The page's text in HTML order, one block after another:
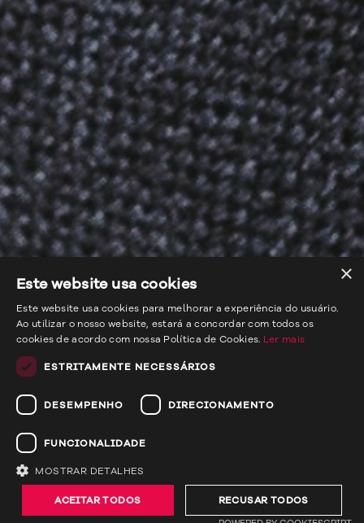
×
Este website usa cookies
Este website usa cookies para melhorar a experiência do usuário.
Ao utilizar o nosso website, estará a concordar com todos os
cookies de acordo com nossa Política de Cookies. Ler mais
ESTRITAMENTE NECESSÁRIOS
DESEMPENHO DIRECIONAMENTO
FUNCIONALIDADE
MOSTRAR DETALHES
ACEITAR TODOS RECUSAR TODOS